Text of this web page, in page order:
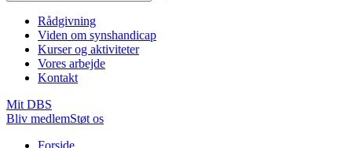
Rådgivning
Viden om synshandicap
Kurser og aktiviteter
Vores arbejde
Kontakt
Mit DBS
Bliv medlemStøt os
Forside